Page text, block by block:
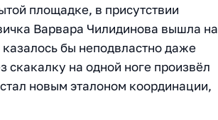
площадке, в присутствии
Варвара Чилидинова вышла на
бы неподвластно даже
на одной ноге произвёл
новым эталоном координации,